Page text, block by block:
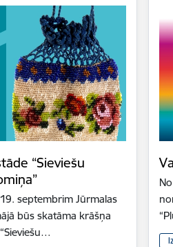
“Sieviešu
septembrim Jūrmalas
būs skatāma krāšņa